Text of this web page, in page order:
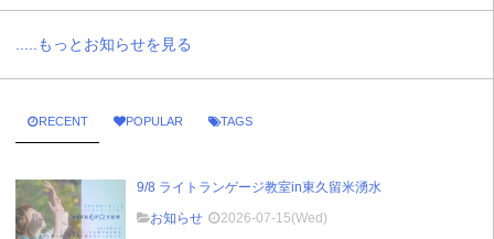
.....もっとお知らせを見る
RECENT POPULAR TAGS
9/8 ライトランゲージ教室in東久留米湧水
お知らせ
2026-07-15(Wed)